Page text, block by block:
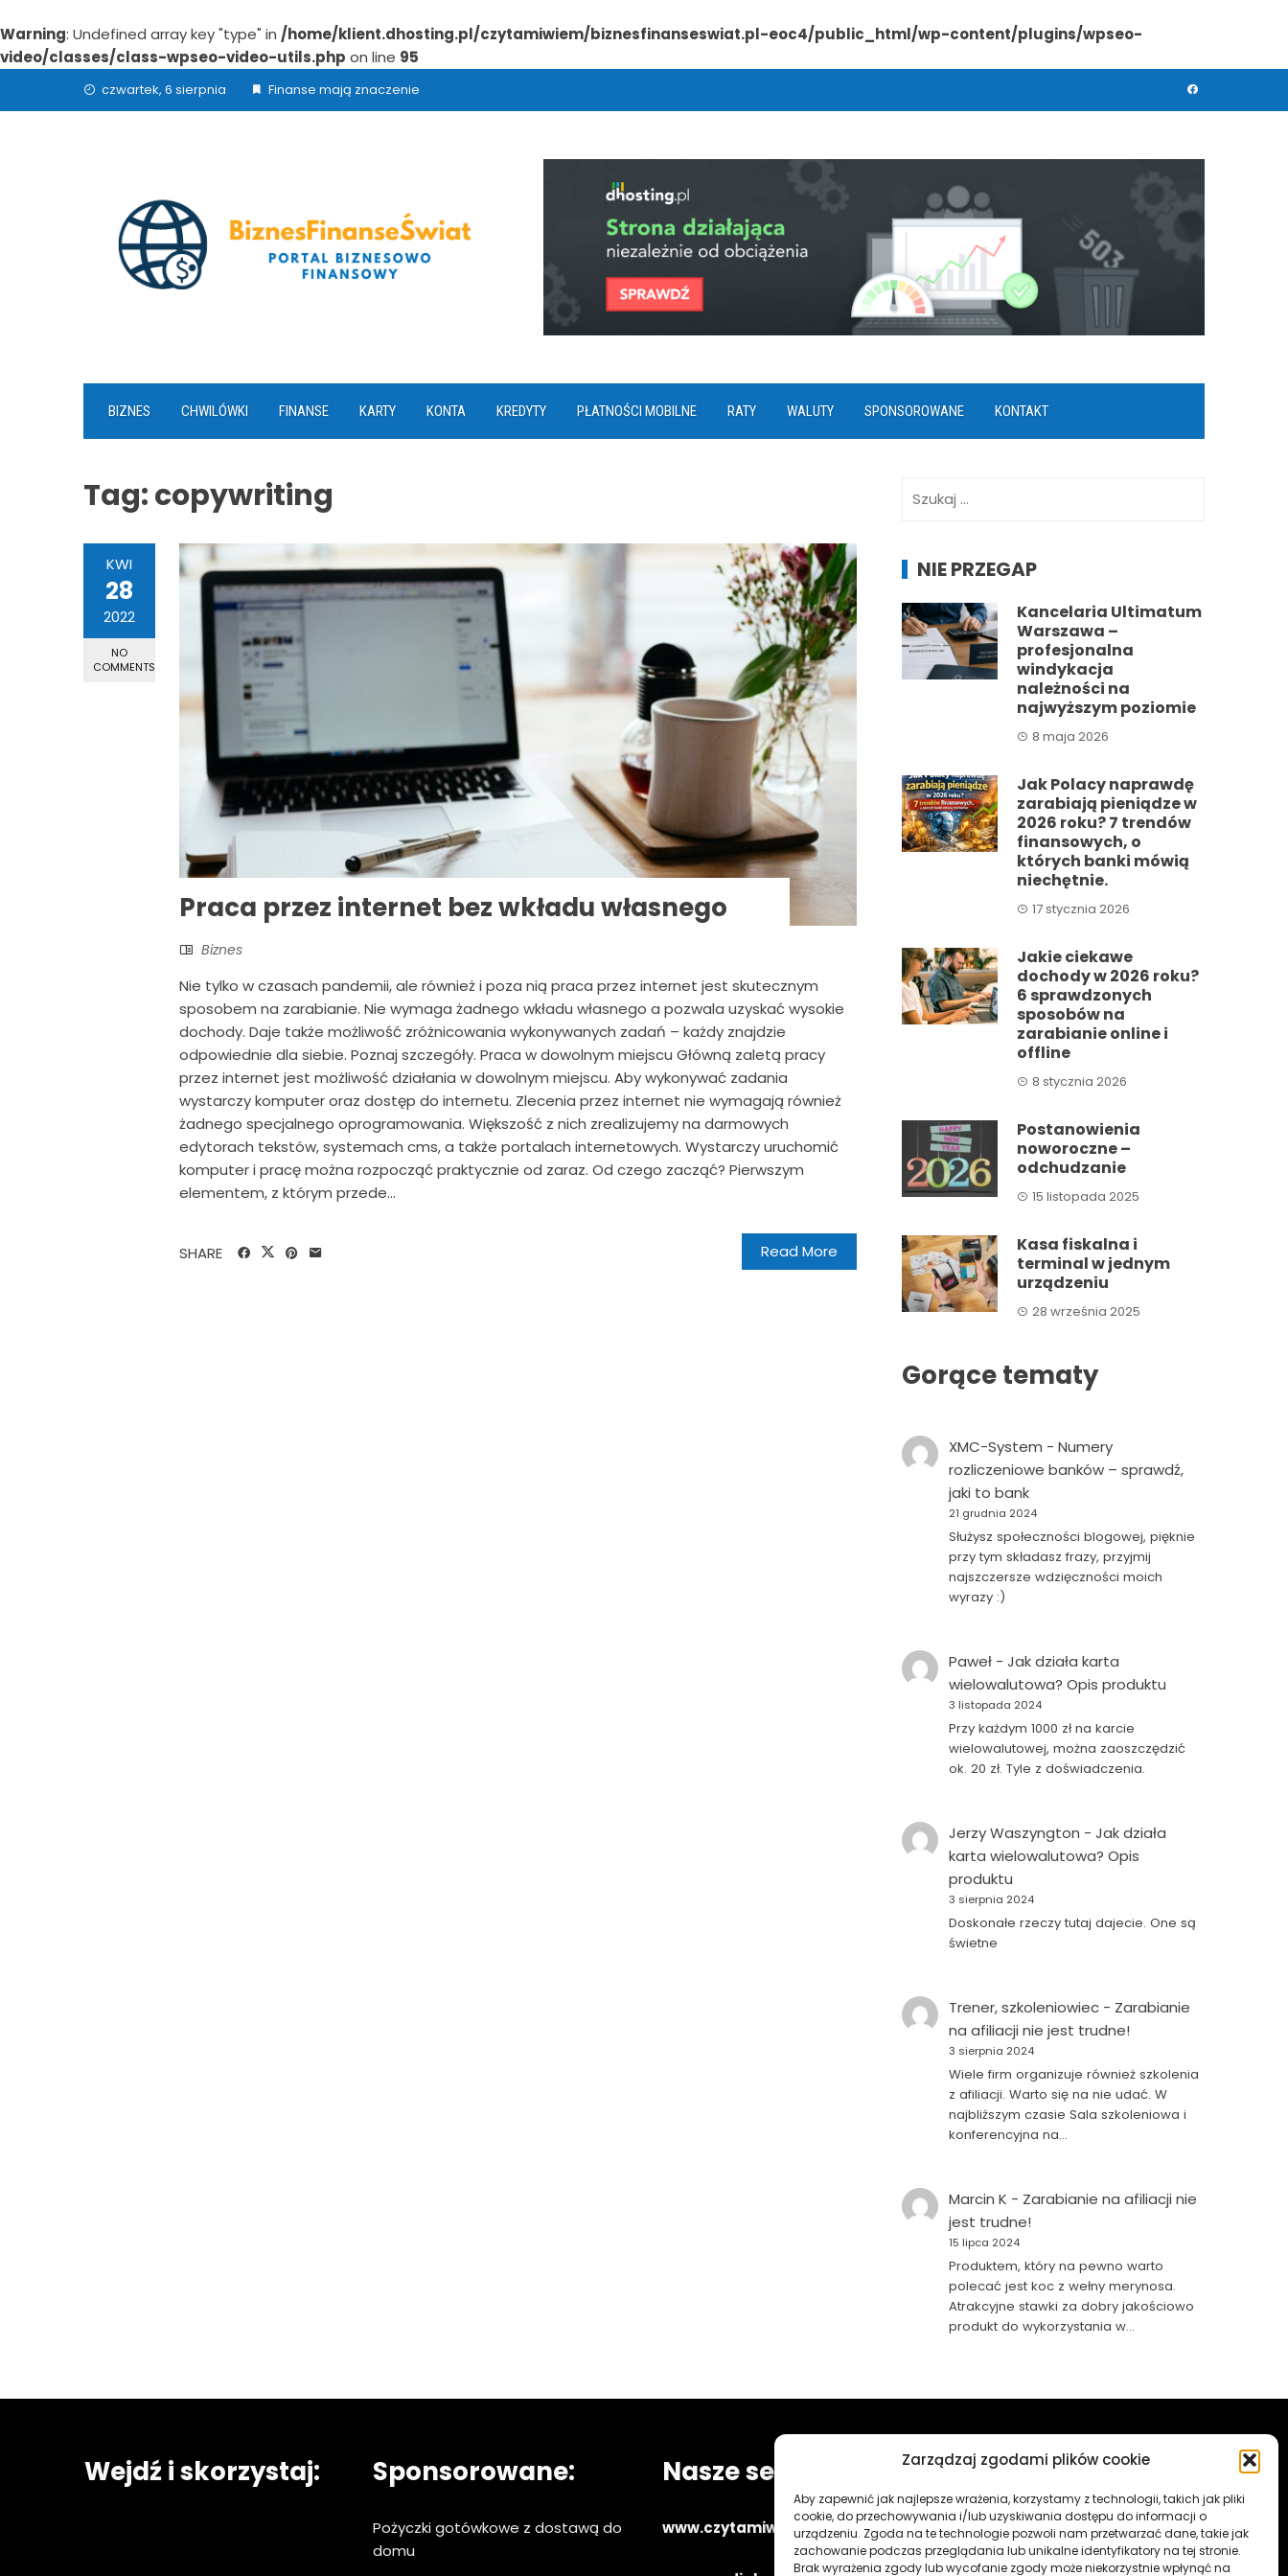
Zarządzaj zgodami plików cookie
Aby zapewnić jak najlepsze wrażenia, korzystamy z technologii, takich jak pliki
cookie, do przechowywania i/lub uzyskiwania dostępu do informacji o
urządzeniu. Zgoda na te technologie pozwoli nam przetwarzać dane, takie jak
zachowanie podczas przeglądania lub unikalne identyfikatory na tej stronie.
Brak wyrażenia zgody lub wycofanie zgody może niekorzystnie wpłynąć na
Warning: Undefined array key "type" in /home/klient.dhosting.pl/czytamiwiem/biznesfinanseswiat.pl-eoc4/public_html/wp-content/plugins/wpseo-
video/classes/class-wpseo-video-utils.php on line 95
czwartek, 6 sierpnia Finanse mają znaczenie
BIZNES CHWILÓWKI FINANSE KARTY KONTA KREDYTY PŁATNOŚCI MOBILNE RATY WALUTY SPONSOROWANE KONTAKT
Tag:copywriting
KWI
28
2022
NO
COMMENTS
Praca przez internet bez wkładu własnego
Biznes
Nie tylko w czasach pandemii, ale również i poza nią praca przez internet jest skutecznym
sposobem na zarabianie. Nie wymaga żadnego wkładu własnego a pozwala uzyskać wysokie
dochody. Daje także możliwość zróżnicowania wykonywanych zadań – każdy znajdzie
odpowiednie dla siebie. Poznaj szczegóły. Praca w dowolnym miejscu Główną zaletą pracy
przez internet jest możliwość działania w dowolnym miejscu. Aby wykonywać zadania
wystarczy komputer oraz dostęp do internetu. Zlecenia przez internet nie wymagają również
żadnego specjalnego oprogramowania. Większość z nich zrealizujemy na darmowych
edytorach tekstów, systemach cms, a także portalach internetowych. Wystarczy uruchomić
komputer i pracę można rozpocząć praktycznie od zaraz. Od czego zacząć? Pierwszym
elementem, z którym przede...
Read More
SHARE
NIE PRZEGAP
Kancelaria Ultimatum
Warszawa –
profesjonalna
windykacja
należności na
najwyższym poziomie
8 maja 2026
Jak Polacy naprawdę
zarabiają pieniądze w
2026 roku? 7 trendów
finansowych, o
których banki mówią
niechętnie.
17 stycznia 2026
Jakie ciekawe
dochody w 2026 roku?
6 sprawdzonych
sposobów na
zarabianie online i
offline
8 stycznia 2026
Postanowienia
noworoczne –
odchudzanie
15 listopada 2025
Kasa fiskalna i
terminal w jednym
urządzeniu
28 września 2025
Gorące tematy
XMC-System - Numery
rozliczeniowe banków – sprawdź,
jaki to bank
21 grudnia 2024
Służysz społeczności blogowej, pięknie
przy tym składasz frazy, przyjmij
najszczersze wdzięczności moich
wyrazy :)
Paweł- Jak działa karta
wielowalutowa? Opis produktu
3 listopada 2024
Przy każdym 1000 zł na karcie
wielowalutowej, można zaoszczędzić
ok. 20 zł. Tyle z doświadczenia.
Jerzy Waszyngton - Jak działa
karta wielowalutowa? Opis
produktu
3 sierpnia 2024
Doskonałe rzeczy tutaj dajecie. One są
świetne
Trener, szkoleniowiec- Zarabianie
na afiliacji nie jest trudne!
3 sierpnia 2024
Wiele firm organizuje również szkolenia
z afiliacji. Warto się na nie udać. W
najbliższym czasie Sala szkoleniowa i
konferencyjna na…
Marcin K - Zarabianie na afiliacji nie
jest trudne!
15 lipca 2024
Produktem, który na pewno warto
polecać jest koc z wełny merynosa.
Atrakcyjne stawki za dobry jakościowo
produkt do wykorzystania w…
Wejdź i skorzystaj: Sponsorowane:
Pożyczki gotówkowe z dostawą do
domu
Nasze serwisy:
www.czytamiwiem.pl
Redakcja portalu:
509 547 822
ul. Stara 13,